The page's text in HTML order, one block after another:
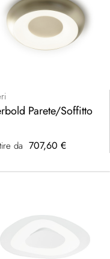
Parete/Soffitto
da 707,60 €